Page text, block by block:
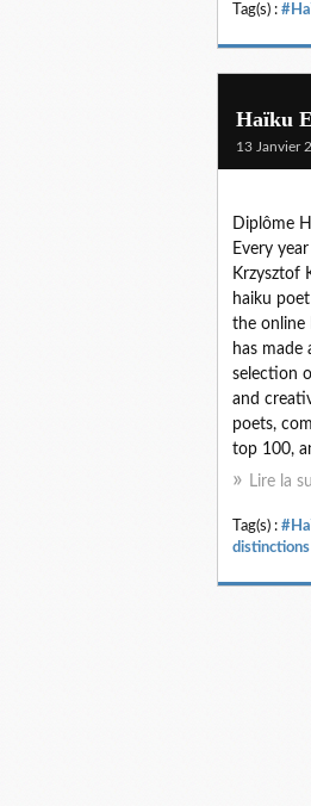
Tag(s) :
Haïku
13 Janvier
Diplôme
Every
Krzysztof
haiku
the online
has made
selection
and
poets,
top 100,
Lire la
Tag(s) :
distinctions